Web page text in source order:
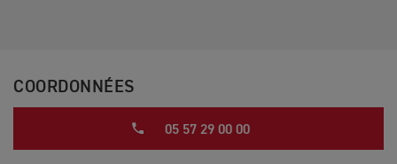
COORDONNÉES
05 57 29 00 00